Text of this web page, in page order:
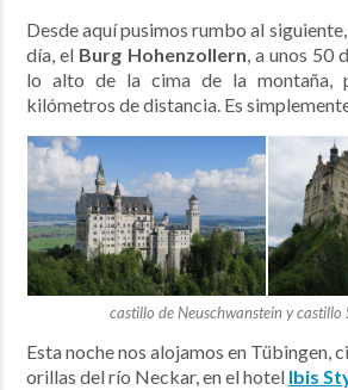
Desde aquí pusimos rumbo al
día, el Burg Hohenzollern, a unos 50
lo alto de la cima de la montaña,
kilómetros de distancia. Es
castillo de Neuschwanstein y castillo
Esta noche nos alojamos en Tübingen,
orillas del río Neckar, en el hotel Ibis